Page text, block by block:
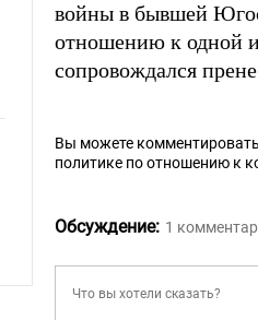
войны в бывшей
отношению к одной
сопровождался
Вы можете
политике по отношению к
Обсуждение: 1